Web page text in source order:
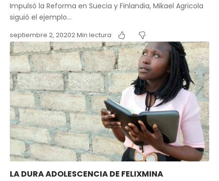
Impulsó la Reforma en Suecia y Finlandia, Mikael Agricola
siguió el ejemplo…
septiembre 2, 20202 Min lectura
LA DURA ADOLESCENCIA DE FELIXMINA